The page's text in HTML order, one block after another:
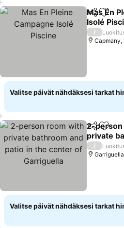
Jaa
Mas En
Isolé
Katso
/
Capmany,
Valitse päivät nähdäksesi tarkat
Jaa
2-
private
patio in
Katso
/
Valitse päivät nähdäksesi tarkat